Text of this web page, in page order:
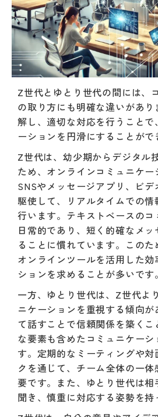
Z世代とゆとり世代の間には、
の取り方にも明確な違いがあ
解し、適切な対応を行うこと
ーションを円滑にすることがで
Z世代は、幼少期からデジタル
ため、オンラインコミュニケー
SNSやメッセージアプリ、ビ
駆使して、リアルタイムでの
行います。テキストベースの
日常的であり、短く的確なメ
ることに慣れています。この
オンラインツールを活用した
ションを求めることが多いです。
一方、ゆとり世代は、Z世代よ
ニケーションを重視する傾向
て話すことで信頼関係を築く
な要素も含めたコミュニケーシ
す。定期的なミーティングや
クを通じて、チーム全体の一
要です。また、ゆとり世代は相
聞き、慎重に対応する姿勢を持